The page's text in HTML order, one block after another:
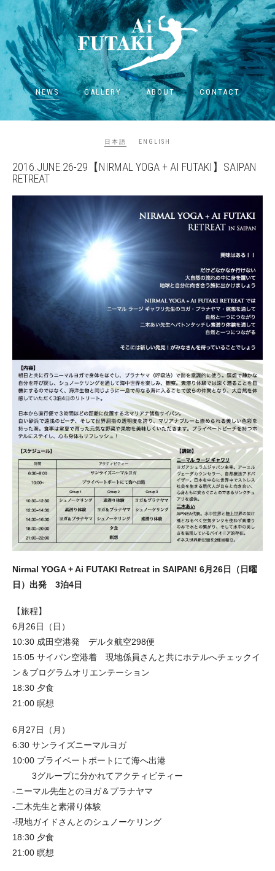
NEWS GALLERY ABOUT CONTACT
日本語 ENGLISH
2016.JUNE.26-29【NIRMAL YOGA + AI FUTAKI】SAIPAN
RETREAT
Nirmal YOGA + Ai FUTAKI Retreat in SAIPAN! 6月26日（日曜
日）出発 3泊4日
【旅程】
6月26日（日）
10:30 成田空港発 デルタ航空298便
15:05 サイパン空港着 現地係員さんと共にホテルへチェックイ
ン＆プログラムオリエンテーション
18:30 夕食
21:00 瞑想
6月27日（月）
6:30 サンライズニーマルヨガ
10:00 プライベートボートにて海へ出港
3グループに分かれてアクティビティー
-ニーマル先生とのヨガ＆プラナヤマ
-二木先生と素潜り体験
-現地ガイドさんとのシュノーケリング
18:30 夕食
21:00 瞑想